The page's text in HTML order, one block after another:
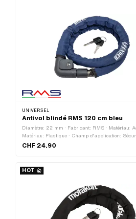
UNIVERSEL
Antivol blindé RMS 120 cm bleu
Diamètre: 22 mm · Fabricant: RMS · Matériau:
Matériau: Plastique · Champ d'application:
Matériau: Textile · Type de fermeture: Clé ·
CHF 24.90
HOT